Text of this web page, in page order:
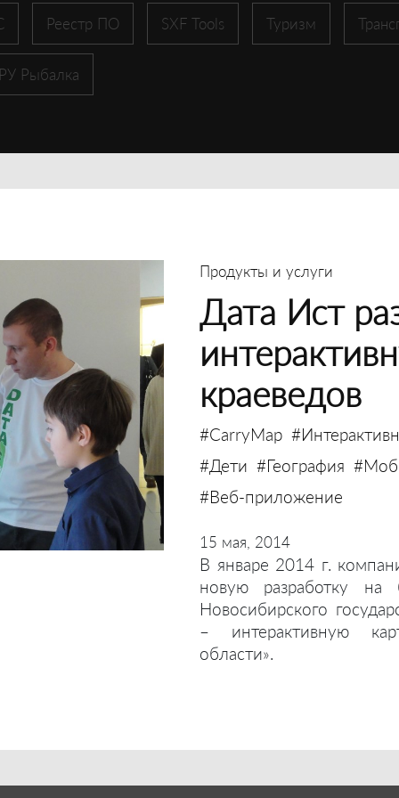
Реестр ПО SXF Tools Туризм
Рыбалка
Продукты и услуги
Дата Ист
краеведов
#CarryMap
#Дети #География
#Веб-приложение
15 мая, 2014
В январе 2014 г.
новую разработку
Новосибирского
– интерактивную
области».